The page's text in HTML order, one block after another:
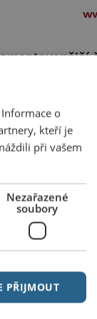
o
kteří je
při vašem
Nezařazené
soubory
PŘIJMOUT